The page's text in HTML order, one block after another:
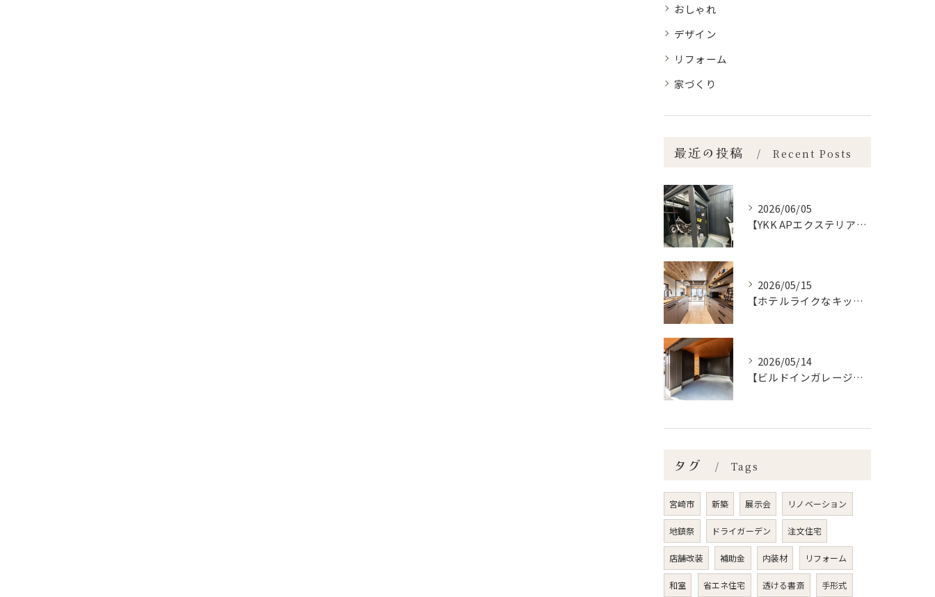
おしゃれ
デザイン
リフォーム
家づくり
最近の投稿 Recent Posts
2026/06/05
【YKK APエクステリアフェア2026】宮崎市で新築•リノベーション| mikiデザインハウス
2026/05/15
【ホテルライクなキッチン空間✨】宮崎市で新築•リノベーション| mikiデザインハウス
2026/05/14
【ビルドインガレージの魅力】宮崎市で新築•リノベーション| mikiデザインハウス
タグ Tags
宮崎市 新築 展示会 リノベーション
地鎮祭 ドライガーデン 注文住宅
店舗改装 補助金 内装材 リフォーム
和室 省エネ住宅 透ける書斎 手形式